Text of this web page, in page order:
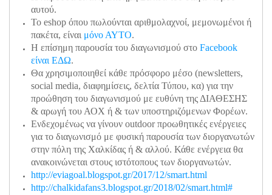
αυτού.
Το eshop όπου πωλούνται αριθμολαχνοί, μεμονωμένοι ή
πακέτα, είναι μόνο ΑΥΤΟ.
Η επίσημη παρουσία του διαγωνισμού στο Facebook
είναι ΕΔΩ.
Θα χρησιμοποιηθεί κάθε πρόσφορο μέσο (newsletters,
social media, διαφημίσεις, δελτία Τύπου, κα) για την
προώθηση του διαγωνισμού με ευθύνη της ΔΙΑΘΕΣΗΣ
& αρωγή του ΑΟΧ ή & των υποστηριζόμενων Φορέων.
Ενδεχομένως να γίνουν outdoor προωθητικές ενέργειες
για το διαγωνισμό με φυσική παρουσία των διοργανωτών
στην πόλη της Χαλκίδας ή & αλλού. Κάθε ενέργεια θα
ανακοινώνεται στους ιστότοπους των διοργανωτών.
http://eviagoal.blogspot.gr/2017/12/smart.html
http://chalkidafans3.blogspot.gr/2018/02/smart.html#